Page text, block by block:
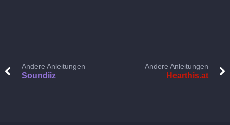
Andere Anleitungen
Soundiiz
Andere Anleitungen
Hearthis.at